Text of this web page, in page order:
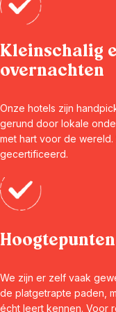
Kleinschalig
overnachten
Onze hotels zijn
gerund door lokale
met hart voor de
gecertificeerd.
We zijn er zelf vaak
de platgetrapte paden,
écht leert kennen. Voor